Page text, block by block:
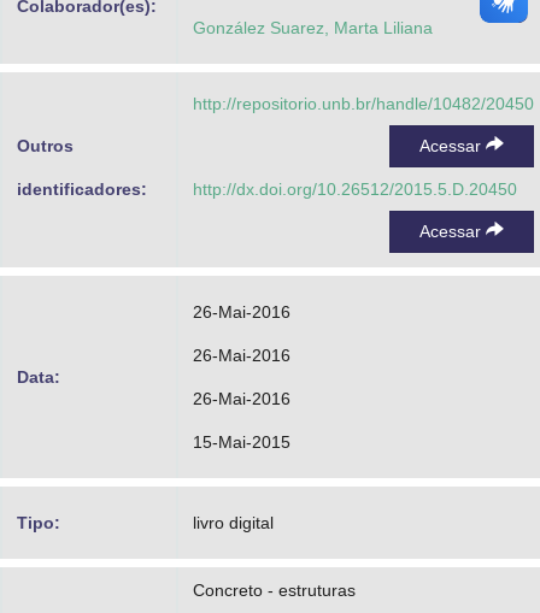
Colaborador(es):
González Suarez, Marta Liliana
Outros
identificadores:
http://repositorio.unb.br/handle/10482/20450
Acessar
http://dx.doi.org/10.26512/2015.5.D.20450
Acessar
Data:
26-Mai-2016
26-Mai-2016
26-Mai-2016
15-Mai-2015
Tipo: livro digital
Concreto - estruturas